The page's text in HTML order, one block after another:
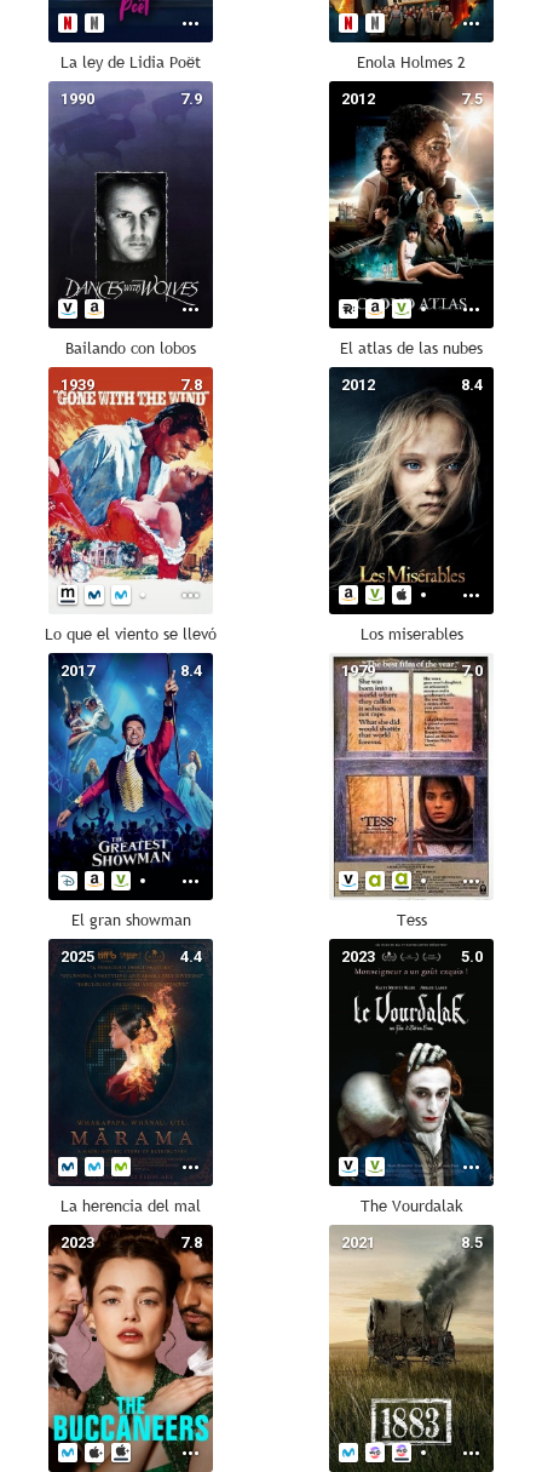
La ley de Lidia Poët Enola Holmes 2
7.9
1990
Bailando con lobos
7.5
2012
El atlas de las nubes
7.8
1939
Lo que el viento se llevó
8.4
2012
Los miserables
8.4
2017
El gran showman
7.0
1979
Tess
4.4
2025
La herencia del mal
5.0
2023
The Vourdalak
7.8
2023 8.5
2021